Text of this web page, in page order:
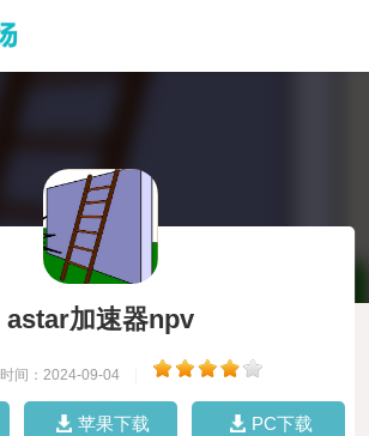
astar加速器npv
时间：2024-09-04
苹果下载 PC下载